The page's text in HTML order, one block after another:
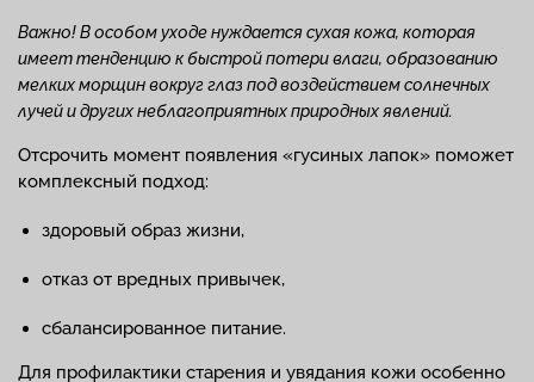
Важно! В особом уходе нуждается сухая кожа, которая
имеет тенденцию к быстрой потери влаги, образованию
мелких морщин вокруг глаз под воздействием солнечных
лучей и других неблагоприятных природных явлений.
Отсрочить момент появления «гусиных лапок» поможет
комплексный подход:
здоровый образ жизни,
отказ от вредных привычек,
сбалансированное питание.
Для профилактики старения и увядания кожи особенно